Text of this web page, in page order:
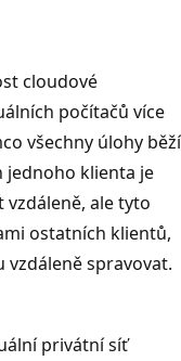
cloudové
počítačů více
všechny úlohy běží
klienta je
ale tyto
ostatních klientů,
spravovat.
privátní síť